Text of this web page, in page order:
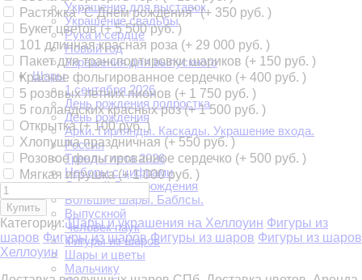
Украшения для выставок
Украшение свадьбы
Рука и сердце
Новый год
Украшения для выпускного
Шары
1 сентября 2026
День рождения подростка
День рождения
Арки. Гирлянды. Каскады. Украшение входа.
Россия
Тренды лета 2026
Наборы с цифрами
Детский День рождения
Большие шары. Баблсы.
Выпускной
Человек паук
Фигуры из шаров
Шары и цветы
Мальчику
Растяжка "С Днем рождения" (+ 350 руб. )
Букет цветов (+5 500 руб.)
101 длинная красная роза (+ 29 000 руб. )
Пакет для транспортировки шариков (+ 150 руб. )
Красное фольгированное сердечко (+ 400 руб. )
5 розовых летних пионов (+ 1 750 руб. )
5 голландских красных роз (+1 500 руб. )
Открытка (+100 руб.)
Хлопушка праздничная (+ 550 руб.)
Розовое фольгированное сердечко (+ 500 руб. )
Мягкая игрушка (+1 000 руб. )
Купить
Категории:Шары и украшения на Хеллоуин Фигуры из
шаров Фигуры из шаров Фигуры из шаров Фигуры из шаров
Хеллоуин